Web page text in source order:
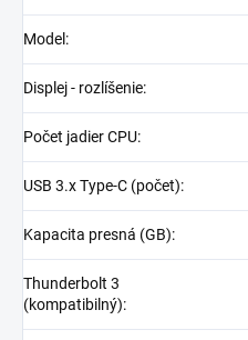
Model :
Displej - rozlíšenie:
Počet jadier CPU:
USB 3.x Type-C (počet):
Kapacita presná (GB):
Thunderbolt 3
(kompatibilný):